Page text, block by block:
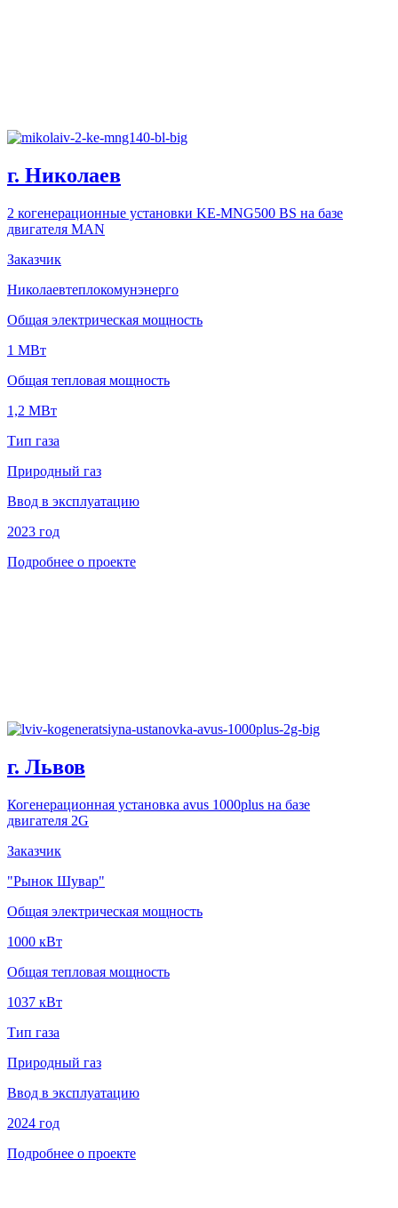
г. Николаев
2 когенерационные установки KE-MNG500 BS на базе
двигателя MAN
Заказчик
Николаевтеплокомунэнерго
Общая электрическая мощность
1 МВт
Общая тепловая мощность
1,2 МВт
Тип газа
Природный газ
Ввод в эксплуатацию
2023 год
Подробнее о проекте
г. Львов
Когенерационная установка avus 1000plus на базе
двигателя 2G
Заказчик
"Рынок Шувар"
Общая электрическая мощность
1000 кВт
Общая тепловая мощность
1037 кВт
Тип газа
Природный газ
Ввод в эксплуатацию
2024 год
Подробнее о проекте